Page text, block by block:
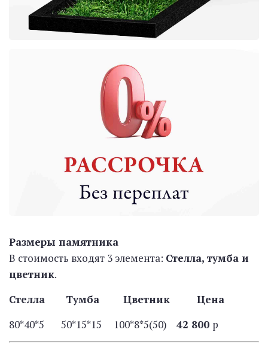
Размеры памятника
В стоимость входят 3 элемента: Стелла, тумба и
цветник.
Стелла Тумба Цветник Цена
80*40*5 50*15*15 100*8*5(50) 42 800 р